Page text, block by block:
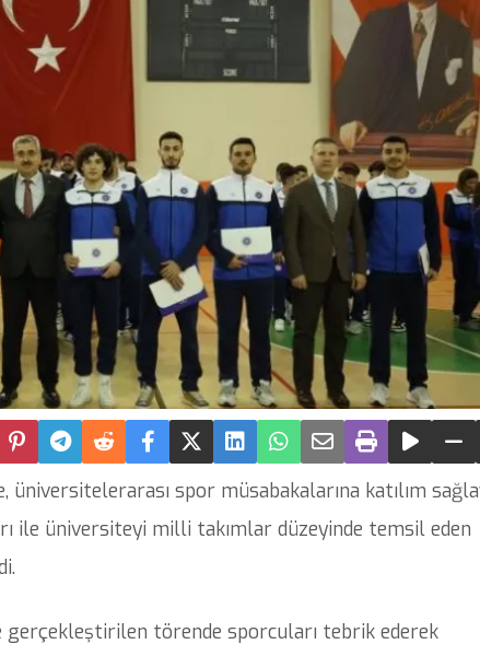
üniversitelerarası spor müsabakalarına katılım
ile üniversiteyi milli takımlar düzeyinde temsil eden
gerçekleştirilen törende sporcuları tebrik ederek